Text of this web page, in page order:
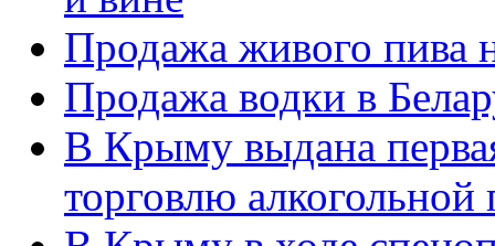
Продажа живого пива
Продажа водки в
В Крыму выдана
торговлю